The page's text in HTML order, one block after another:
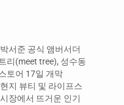
서준 공식 앰버서더
리(meet tree), 성수동
토어 17일 개막
지 뷰티 및 라이프스
장에서 뜨거운 인기